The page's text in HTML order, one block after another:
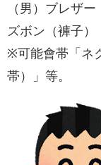
（男）ブレザ
ズボン（褲子）
※可能會帯「ネ
帯）」等。